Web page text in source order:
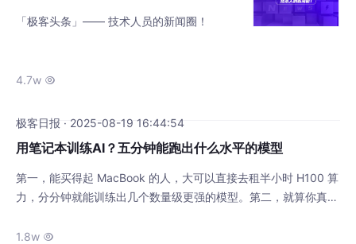
CEO；智元机器人正式对外发售 | 极客
「极客头条」—— 技术人员的新闻圈！
4.7w 
极客日报 · 2025-08-19 16:44:54
用笔记本训练AI？五分钟能跑出什么水平的模型
第一，能买得起 MacBook 的人，大可以直接去租半小时 H100 算
力，分分钟就能训练出几个数量级更强的模型。第二，就算你真被
提，想在五分钟里训出一个强模型，本身就几乎不可能）。语言扩
1.8w 